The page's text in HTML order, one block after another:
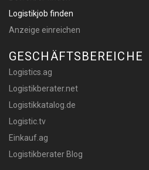
Logistikjob finden
Anzeige einreichen
GESCHÄFTSBEREICHE
Logistics.ag
Logistikberater.net
Logistikkatalog.de
Logistic.tv
Einkauf.ag
Logistikberater Blog